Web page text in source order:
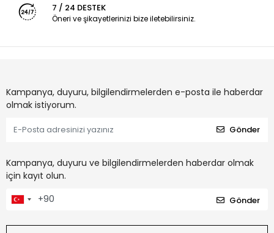
7 / 24 DESTEK
Öneri ve şikayetlerinizi bize iletebilirsiniz.
Kampanya, duyuru, bilgilendirmelerden e-posta ile haberdar
olmak istiyorum.
Gönder
Kampanya, duyuru ve bilgilendirmelerden haberdar olmak
için kayıt olun.
Gönder